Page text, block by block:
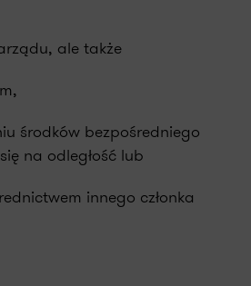
ale także
środków bezpośredniego
na odległość lub
innego członka